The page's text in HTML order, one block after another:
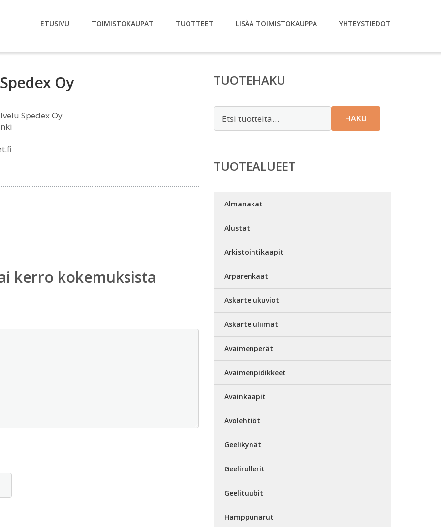
ETUSIVU TOIMISTOKAUPAT TUOTTEET LISÄÄ TOIMISTOKAUPPA YHTEYSTIEDOT
Oy
Spedex Oy
kerro kokemuksista
TUOTEHAKU
HAKU
TUOTEALUEET
Almanakat
Alustat
Arkistointikaapit
Arparenkaat
Askartelukuviot
Askarteluliimat
Avaimenperät
Avaimenpidikkeet
Avainkaapit
Avolehtiöt
Geelikynät
Geelirollerit
Geelituubit
Hamppunarut